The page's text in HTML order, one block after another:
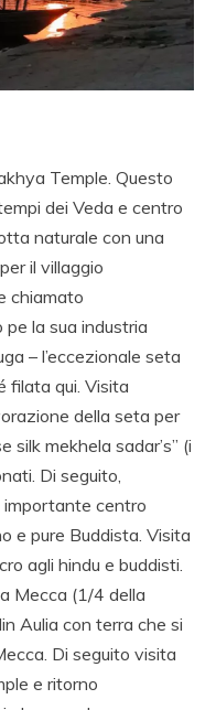
Temple. Questo
dei Veda e centro
naturale con una
il villaggio
chiamato
pe la sua industria
– l’eccezionale seta
filata qui. Visita
della seta per
silk mekhela sadar’s” (i
Di seguito,
importante centro
e pure Buddista. Visita
agli hindu e buddisti.
Mecca (1/4 della
Aulia con terra che si
Di seguito visita
e ritorno